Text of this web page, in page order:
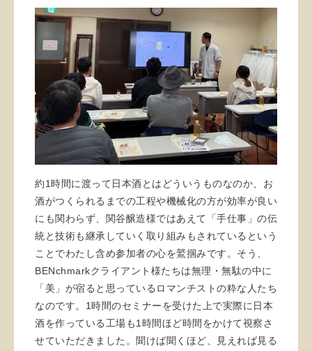
約1時間に渡って日本酒とはどういうものなのか、お
酒がつくられるまでの工程や機械化の方が効率が良い
にも関わらず、関谷醸造様ではあえて「手仕事」の伝
統と技術も継承していく取り組みもされているという
ことでわたし含め参加者の心を鷲掴みです。そう、
BENchmarkクライアント様たちは無理・無駄の中に
「美」が宿ると思っているロマンチストの粋な人たち
なのです。1時間のセミナーを受けた上で実際に日本
酒を作っている工場も1時間ほど時間をかけて視察さ
せていただきました。聞けば聞くほど、見えれば見る